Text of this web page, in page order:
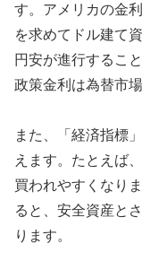
す。アメリカの金
を求めてドル建て
円安が進行するこ
政策金利は為替市
また、「経済指標」
えます。たとえば
買われやすくなり
ると、安全資産と
ります。